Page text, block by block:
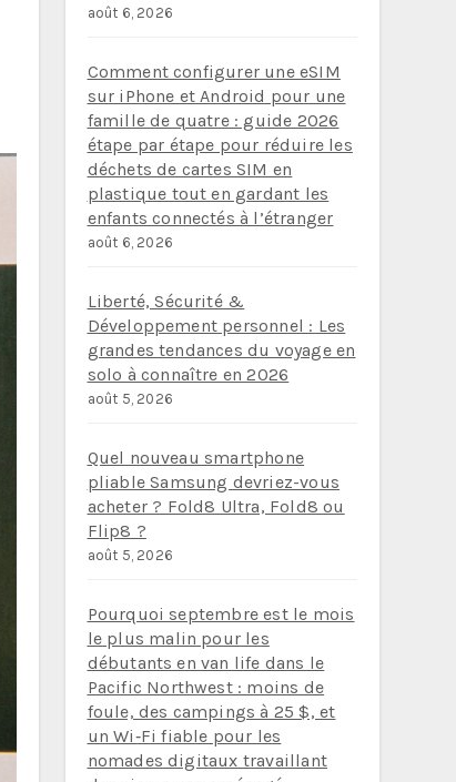
août 6, 2026
Comment configurer une eSIM
sur iPhone et Android pour une
famille de quatre : guide 2026
étape par étape pour réduire les
déchets de cartes SIM en
plastique tout en gardant les
enfants connectés à l’étranger
août 6, 2026
Liberté, Sécurité &
Développement personnel : Les
grandes tendances du voyage en
solo à connaître en 2026
août 5, 2026
Quel nouveau smartphone
pliable Samsung devriez-vous
acheter ? Fold8 Ultra, Fold8 ou
Flip8 ?
août 5, 2026
Pourquoi septembre est le mois
le plus malin pour les
débutants en van life dans le
Pacific Northwest : moins de
foule, des campings à 25 $, et
un Wi‑Fi fiable pour les
nomades digitaux travaillant